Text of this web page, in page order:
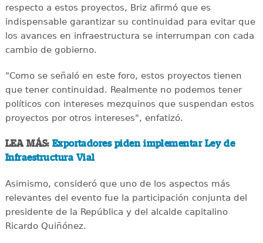
respecto a estos proyectos, Briz afirmó que es
indispensable garantizar su continuidad para evitar que
los avances en infraestructura se interrumpan con cada
cambio de gobierno.
"Como se señaló en este foro, estos proyectos tienen
que tener continuidad. Realmente no podemos tener
políticos con intereses mezquinos que suspendan estos
proyectos por otros intereses", enfatizó.
LEA MÁS:Exportadores piden implementar Ley de
Infraestructura Vial
Asimismo, consideró que uno de los aspectos más
relevantes del evento fue la participación conjunta del
presidente de la República y del alcalde capitalino
Ricardo Quiñónez.